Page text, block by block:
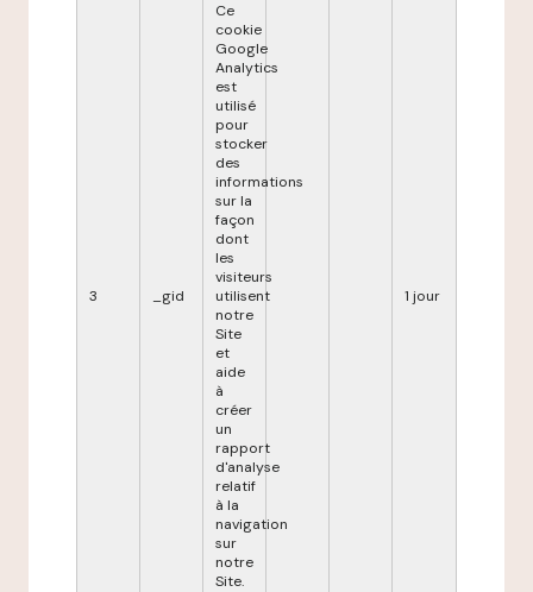
3 _gid
Ce
cookie
Google
Analytics
est
utilisé
pour
stocker
des
informations
sur la
façon
dont
les
visiteurs
utilisent
notre
Site
et
aide
à
créer
un
rapport
d'analyse
relatif
à la
navigation
sur
notre
Site.
1 jour